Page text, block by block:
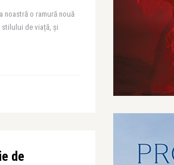
noastră o ramură nouă
stilului de viață, și
de